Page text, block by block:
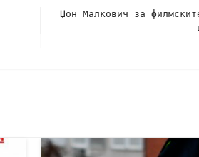
Џон Малкович за